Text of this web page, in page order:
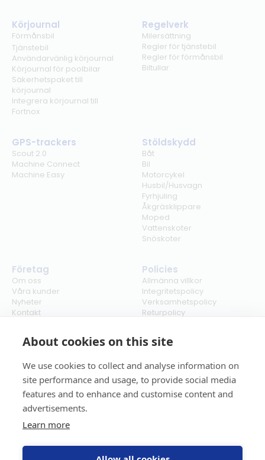
About cookies on this site
We use cookies to collect and analyse information on
site performance and usage, to provide social media
features and to enhance and customise content and
advertisements.
Learn more
Körjournal
Förmånsbil
Tjänstebil
Användarvänlig körjournal
Körjournal för poolbilar
Säkerhetspaket till
körjournal
Integrera körjournal till
Fortnox
Regelverk
Milersättning
Regler för tjänstebil
Regler för förmånsbil
Biltullar
GPS-trackers
Scout 2.0
Machine Connect
Machine Easy
Stöldskydd
Båt
Bil
Motorcykel
Husbil/Husvagn
Fyrhjuling
Åkgräsklippare
Moped
Vattenskoter
Snöskoter
Företag
Om oss
Våra kunder
Nyheter
Kontakt
Policies
Allmänna villkor
Integritetspolicy
Verksamhetspolicy
Returpolicy
Cookies